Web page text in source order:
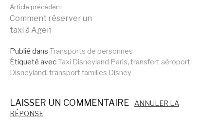
Lire
la
suite
Article précédent
Comment réserver un
taxi à Agen
Publié dans Transports de personnes
Étiqueté avecTaxi Disneyland Paris, transfert aéroport
Disneyland, transport familles Disney
LAISSER UN COMMENTAIRE
ANNULER LA
RÉPONSE